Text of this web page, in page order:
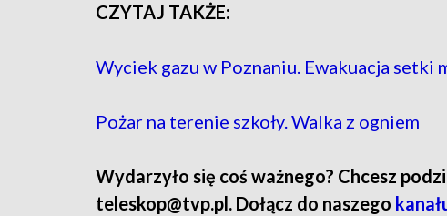
CZYTAJ TAKŻE:
Wyciek gazu w Poznaniu. Ewakuacja setki
Pożar na terenie szkoły. Walka z ogniem
Wydarzyło się coś ważnego? Chcesz
teleskop@tvp.pl. Dołącz do naszego